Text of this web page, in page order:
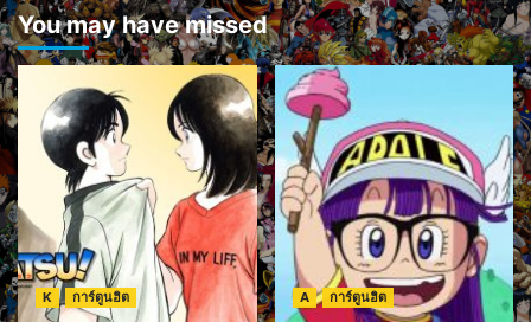
You may have missed
K การ์ตูนฮิต A การ์ตูนฮิต